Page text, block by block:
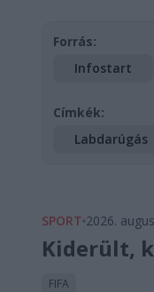
Forrás:
Infostart
Címkék:
Labdarúgás
SPORT 2026.
Kiderült,
FIFA